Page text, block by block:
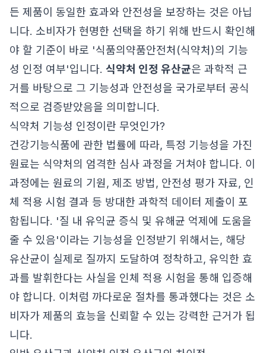
든 제품이 동일한 효과와 안전성을 보장하는 것은 아닙
니다. 소비자가 현명한 선택을 하기 위해 반드시 확인해
야 할 기준이 바로 '식품의약품안전처(식약처)의 기능
성 인정 여부'입니다. 식약처 인정 유산균은 과학적 근
거를 바탕으로 그 기능성과 안전성을 국가로부터 공식
적으로 검증받았음을 의미합니다.
식약처 기능성 인정이란 무엇인가?
건강기능식품에 관한 법률에 따라, 특정 기능성을 가진
원료는 식약처의 엄격한 심사 과정을 거쳐야 합니다. 이
과정에는 원료의 기원, 제조 방법, 안전성 평가 자료, 인
체 적용 시험 결과 등 방대한 과학적 데이터 제출이 포
함됩니다. '질 내 유익균 증식 및 유해균 억제에 도움을
줄 수 있음'이라는 기능성을 인정받기 위해서는, 해당
유산균이 실제로 질까지 도달하여 정착하고, 유익한 효
과를 발휘한다는 사실을 인체 적용 시험을 통해 입증해
야 합니다. 이처럼 까다로운 절차를 통과했다는 것은 소
비자가 제품의 효능을 신뢰할 수 있는 강력한 근거가 됩
니다.